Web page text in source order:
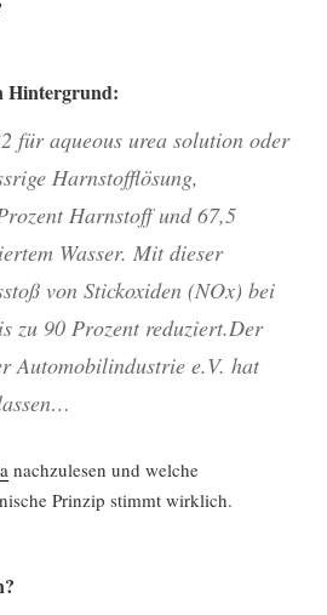
Hintergrund:
für aqueous urea solution oder
Harnstofflösung,
Harnstoff und 67,5
Wasser. Mit dieser
von Stickoxiden (NOx) bei
zu 90 Prozent reduziert.Der
Automobilindustrie e.V. hat
nachzulesen und welche
Prinzip stimmt wirklich.